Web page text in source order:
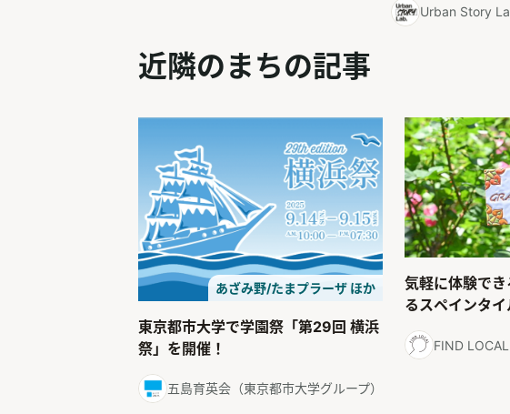
Urban Story
近隣のまちの記事
あざみ野/たまプラーザ ほか
東京都市大学で学園祭「第29回 横浜
祭」を開催！
五島育英会（東京都市大学グループ）
気軽に体験で
るスペインタイ
FIND LOCAL